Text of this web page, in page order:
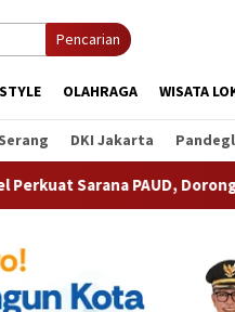
Pencarian
OLAHRAGA WISATA
Serang DKI Jakarta
Dorong Partisipasi